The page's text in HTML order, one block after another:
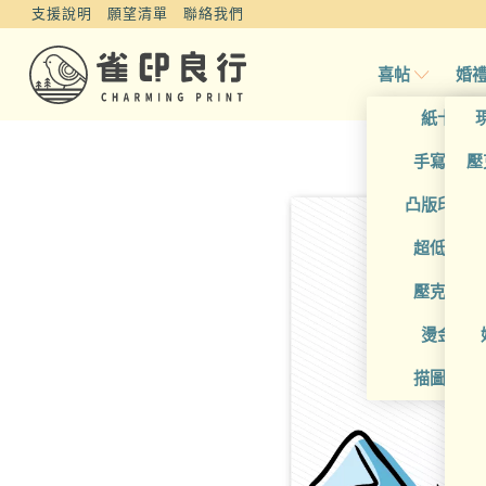
支援說明 願望清單 聯絡我們
喜帖
紙卡喜帖
手寫風喜
凸版印刷
超低價喜
壓克力喜
燙金喜帖
描圖紙喜
婚